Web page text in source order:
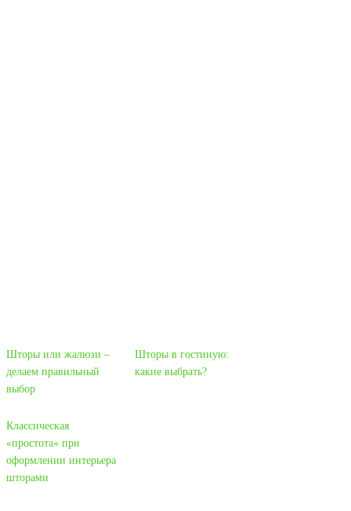
Шторы или жалюзи –
делаем правильный
выбор
Шторы в гостиную:
какие выбрать?
Классическая
«простота» при
оформлении интерьера
шторами